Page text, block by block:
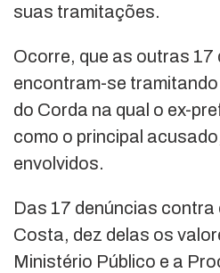
suas tramitações.
Ocorre, que as outras 17
encontram-se
do Corda na qual o ex-
como o principal
envolvidos.
Das 17 denúncias contra
Costa, dez delas os
Ministério Público e a